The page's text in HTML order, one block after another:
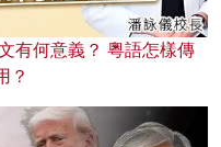
有何意義？ 粵語怎樣傳
？